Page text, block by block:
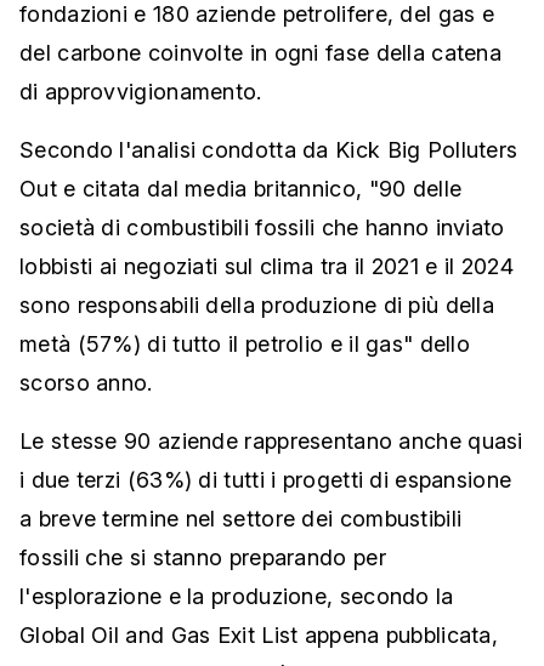
fondazioni e 180 aziende petrolifere, del gas e
del carbone coinvolte in ogni fase della catena
di approvvigionamento.
Secondo l'analisi condotta da Kick Big Polluters
Out e citata dal media britannico, "90 delle
società di combustibili fossili che hanno inviato
lobbisti ai negoziati sul clima tra il 2021 e il 2024
sono responsabili della produzione di più della
metà (57%) di tutto il petrolio e il gas" dello
scorso anno.
Le stesse 90 aziende rappresentano anche quasi
i due terzi (63%) di tutti i progetti di espansione
a breve termine nel settore dei combustibili
fossili che si stanno preparando per
l'esplorazione e la produzione, secondo la
Global Oil and Gas Exit List appena pubblicata,